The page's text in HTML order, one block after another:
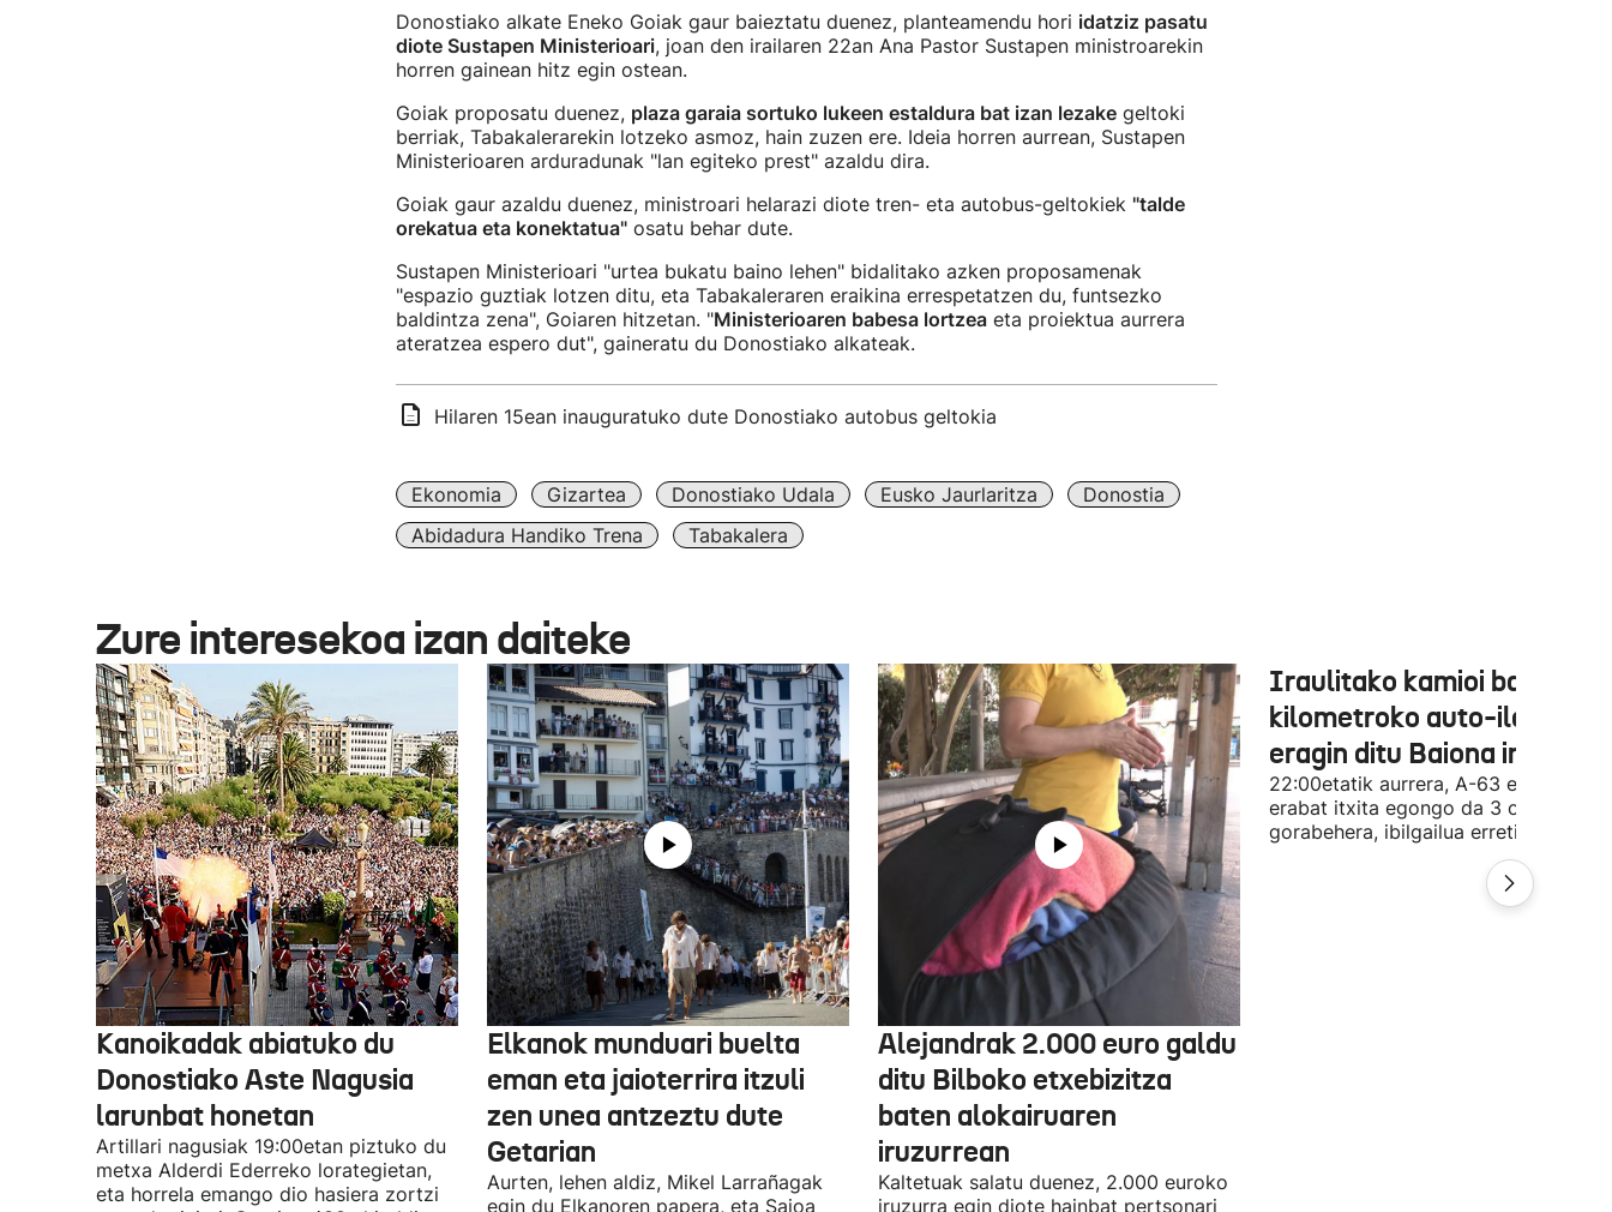
Donostiako alkate Eneko Goiak gaur baieztatu duenez, planteamendu hori idatziz pasatu
diote Sustapen Ministerioari, joan den irailaren 22an Ana Pastor Sustapen ministroarekin
horren gainean hitz egin ostean.
Goiak proposatu duenez, plaza garaia sortuko lukeen estaldura bat izan lezakegeltoki
berriak, Tabakalerarekin lotzeko asmoz, hain zuzen ere. Ideia horren aurrean, Sustapen
Ministerioaren arduradunak "lan egiteko prest" azaldu dira.
Goiak gaur azaldu duenez, ministroari helarazi diote tren- eta autobus-geltokiek "talde
orekatua eta konektatua"osatu behar dute.
Sustapen Ministerioari "urtea bukatu baino lehen" bidalitako azken proposamenak
"espazio guztiak lotzen ditu, eta Tabakaleraren eraikina errespetatzen du, funtsezko
baldintza zena", Goiaren hitzetan. "Ministerioaren babesa lortzeaeta proiektua aurrera
ateratzea espero dut", gaineratu du Donostiako alkateak.
Hilaren 15ean inauguratuko dute Donostiako autobus geltokia
Ekonomia Gizartea Donostiako Udala Eusko Jaurlaritza
Donostia
Abidadura Handiko Trena
Tabakalera
Zure interesekoa izan daiteke
Kanoikadak abiatuko du
Donostiako Aste Nagusia
larunbat honetan
Artillari nagusiak 19:00etan piztuko du
metxa Alderdi Ederreko lorategietan,
eta horrela emango dio hasiera zortzi
Elkanok munduari buelta
eman eta jaioterrira itzuli
zen unea antzeztu dute
Getarian
Aurten, lehen aldiz, Mikel Larrañagak
egin du Elkanoren papera, eta Saioa
Alejandrak 2.000 euro galdu
ditu Bilboko etxebizitza
baten alokairuaren
iruzurrean
Kaltetuak salatu duenez, 2.000 euroko
iruzurra egin diote hainbat pertsonari
Iraulitako kamioi batek 31
kilometroko auto-ilarak
eragin ditu Baiona inguruan
22:00etatik aurrera, A-63 errepidea
erabat itxita egongo da 3 orduz,
gorabehera, ibilgailua erretiratzeko.